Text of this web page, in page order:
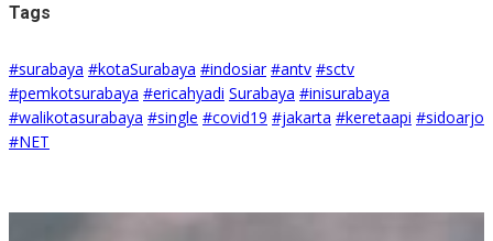
Tags
#surabaya #kotaSurabaya #indosiar #antv #sctv
#pemkotsurabaya #ericahyadi Surabaya #inisurabaya
#walikotasurabaya #single #covid19 #jakarta #keretaapi #sidoarjo
#NET